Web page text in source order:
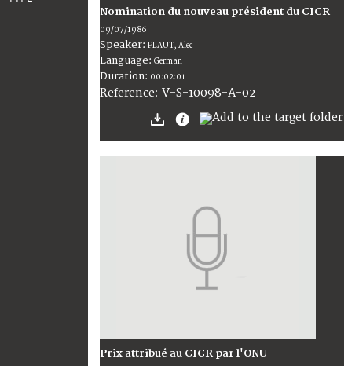
Nomination du nouveau président du CICR
09/07/1986
Speaker: PLAUT, Alec
Language: German
Duration: 00:02:01
Reference: V-S-10098-A-02
Prix attribué au CICR par l'ONU